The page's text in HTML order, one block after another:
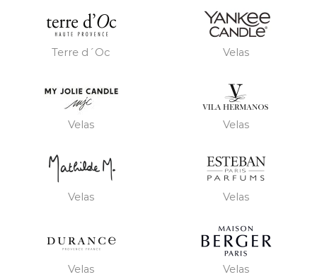
Terre d´Oc Velas
Velas Velas
Velas Velas
Velas Velas